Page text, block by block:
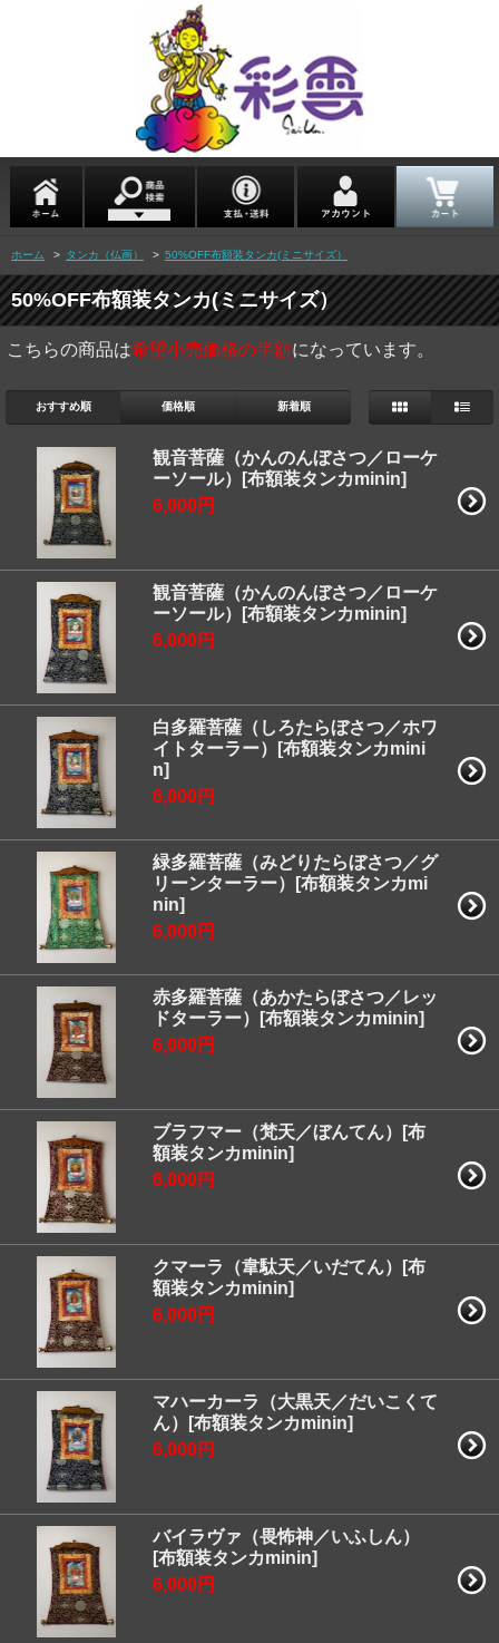
ホーム > タンカ（仏画） > 50%OFF布額装タンカ(ミニサイズ）
50%OFF布額装タンカ(ミニサイズ）
こちらの商品は希望小売価格の半額になっています。
おすすめ順 価格順 新着順
観音菩薩（かんのんぼさつ／ローケ
ーソール）[布額装タンカminin]
6,000円
観音菩薩（かんのんぼさつ／ローケ
ーソール）[布額装タンカminin]
6,000円
白多羅菩薩（しろたらぼさつ／ホワ
イトターラー）[布額装タンカmini
n]
6,000円
緑多羅菩薩（みどりたらぼさつ／グ
リーンターラー）[布額装タンカmi
nin]
6,000円
赤多羅菩薩（あかたらぼさつ／レッ
ドターラー）[布額装タンカminin]
6,000円
ブラフマー（梵天／ぼんてん）[布
額装タンカminin]
6,000円
クマーラ（韋駄天／いだてん）[布
額装タンカminin]
6,000円
マハーカーラ（大黒天／だいこくて
ん）[布額装タンカminin]
6,000円
バイラヴァ（畏怖神／いふしん）
[布額装タンカminin]
6,000円